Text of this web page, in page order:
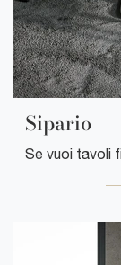
Sipario